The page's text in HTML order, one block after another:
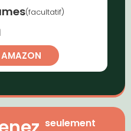
(facultatif)
seulement